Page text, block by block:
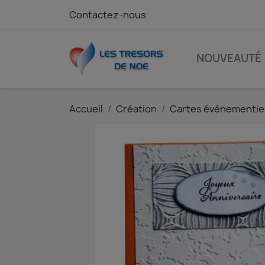
Contactez-nous
NOUVEAUTÉ
Accueil Création Cartes